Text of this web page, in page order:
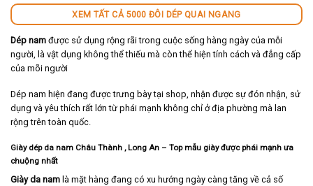
XEM TẤT CẢ 5000 ĐÔI DÉP QUAI NGANG
Dép nam được sử dụng rộng rãi trong cuộc sống hàng ngày của mỗi
người, là vật dụng không thể thiếu mà còn thể hiện tính cách và đẳng cấp
của mõi người
Dép nam hiện đang được trưng bày tại shop, nhận được sự đón nhận, sử
dụng và yêu thích rất lớn từ phái mạnh không chỉ ở địa phường mà lan
rộng trên toàn quốc.
Giày dép da nam Châu Thành , Long An – Top mẫu giày được phái mạnh ưa
chuộng nhất
Giày da nam là mặt hàng đang có xu hướng ngày càng tăng về cả số